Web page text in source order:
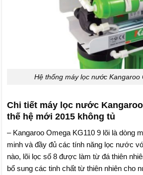
Hệ thống máy lọc nước Kangaroo
Chi tiết máy lọc nước Kangaroo
thế hệ mới 2015 không tủ
– Kangaroo Omega KG110 9 lõi là dòng
minh và đầy đủ các tính năng lọc nước
nào, lõi lọc số 8 được làm từ đá thiên
bổ sung các tinh chất từ thiên nhiên cho